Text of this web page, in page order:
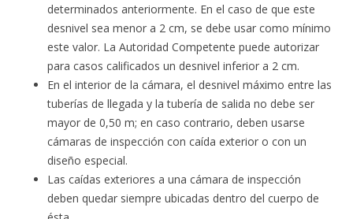
determinados anteriormente. En el caso de que este
desnivel sea menor a 2 cm, se debe usar como mínimo
este valor. La Autoridad Competente puede autorizar
para casos calificados un desnivel inferior a 2 cm.
En el interior de la cámara, el desnivel máximo entre las
tuberías de llegada y la tubería de salida no debe ser
mayor de 0,50 m; en caso contrario, deben usarse
cámaras de inspección con caída exterior o con un
diseño especial.
Las caídas exteriores a una cámara de inspección
deben quedar siempre ubicadas dentro del cuerpo de